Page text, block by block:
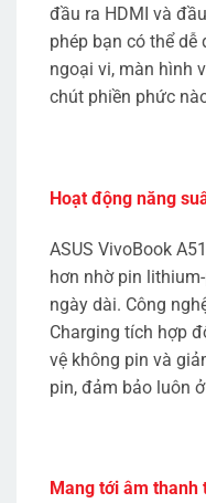
đầu ra HDMI và
phép bạn có thể
ngoại vi, màn hình
chút phiền phức
Hoạt động năng
ASUS VivoBook
hơn nhờ pin
ngày dài. Công
Charging tích hợp
vệ không pin và
pin, đảm bảo luôn
Mang tới âm